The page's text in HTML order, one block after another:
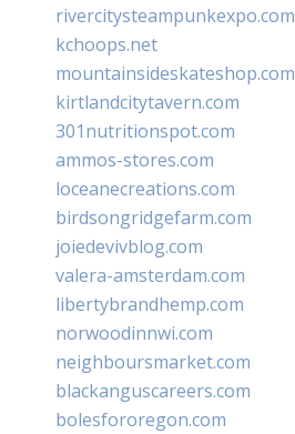
rivercitysteampunkexpo.com
kchoops.net
mountainsideskateshop.com
kirtlandcitytavern.com
301nutritionspot.com
ammos-stores.com
loceanecreations.com
birdsongridgefarm.com
joiedevivblog.com
valera-amsterdam.com
libertybrandhemp.com
norwoodinnwi.com
neighboursmarket.com
blackanguscareers.com
bolesfororegon.com